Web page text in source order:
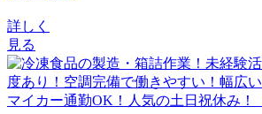
詳しく
見る